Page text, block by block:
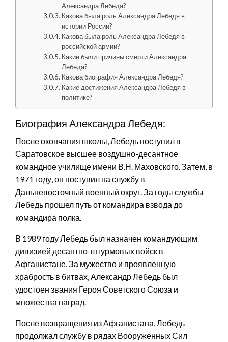
Александра Лебедя?
Какова была роль Александра Лебедя в
истории России?
Какова была роль Александра Лебедя в
российской армии?
Какие были причины смерти Александра
Лебедя?
Какова биография Александра Лебедя?
Какие достижения Александра Лебедя в
политике?
Биография Александра Лебедя:
После окончания школы, Лебедь поступил в
Саратовское высшее воздушно-десантное
командное училище имени В.Н. Маховского. Затем, в
1971 году, он поступил на службу в
Дальневосточный военный округ. За годы службы
Лебедь прошел путь от командира взвода до
командира полка.
В 1989 году Лебедь был назначен командующим
дивизией десантно-штурмовых войск в
Афганистане. За мужество и проявленную
храбрость в битвах, Александр Лебедь был
удостоен звания Героя Советского Союза и
множества наград.
После возвращения из Афганистана, Лебедь
продолжал службу в рядах Вооруженных Сил